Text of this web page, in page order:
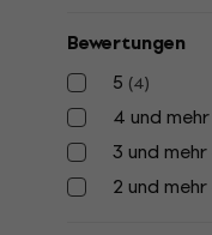
Bewertungen
5 (4)
4 und mehr
3 und mehr
2 und mehr